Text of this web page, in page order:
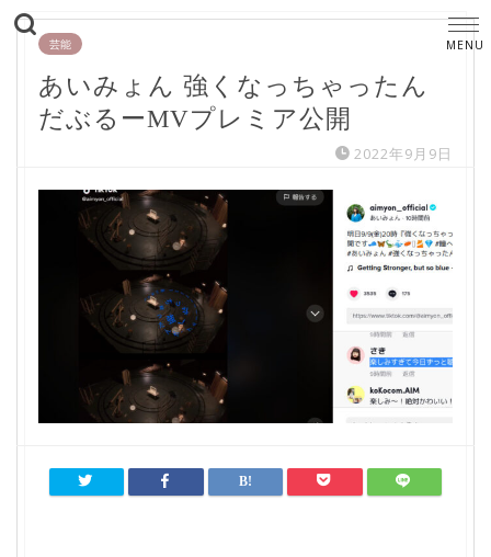
芸能
あいみょん 強くなっちゃったん
だぶるーMVプレミア公開
2022年9月9日